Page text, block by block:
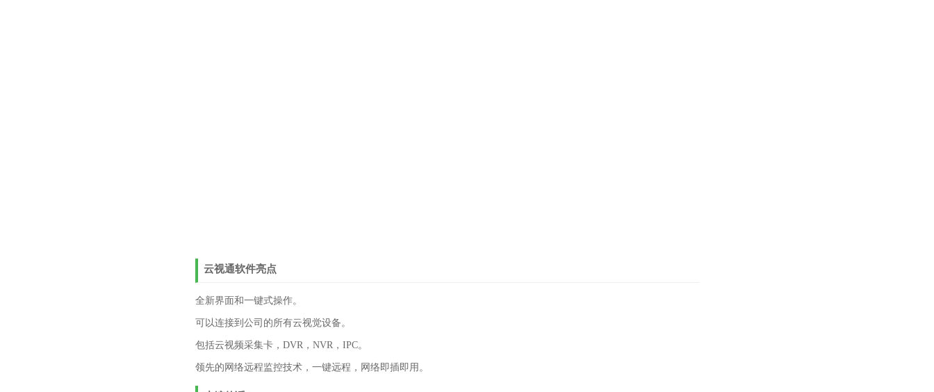
云视通软件亮点
全新界面和一键式操作。
可以连接到公司的所有云视觉设备。
包括云视频采集卡，DVR，NVR，IPC。
领先的网络远程监控技术，一键远程，网络即插即用。